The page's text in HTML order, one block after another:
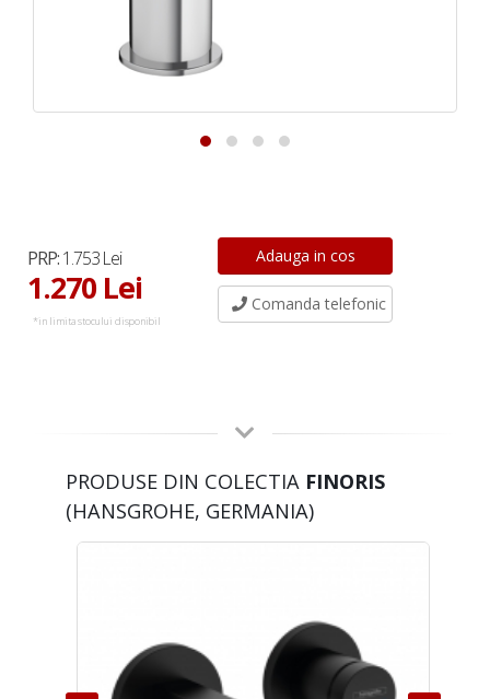
PRP:1.753 Lei
1.270 Lei
*in limita stocului disponibil
Comanda telefonic
PRODUSE DIN COLECTIA FINORIS
(HANSGROHE, GERMANIA)